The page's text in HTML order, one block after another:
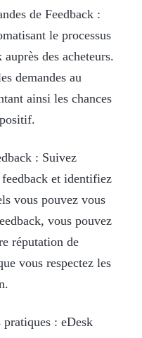
de Feedback :
le processus
des acheteurs.
demandes au
ainsi les chances
: Suivez
et identifiez
vous pouvez vous
vous pouvez
réputation de
vous respectez les
: eDesk